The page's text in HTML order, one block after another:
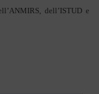
dell’ISTUD e